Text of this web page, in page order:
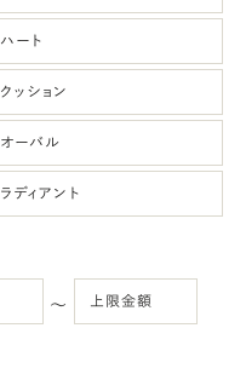
ハート
クッション
オーバル
ラディアント
〜